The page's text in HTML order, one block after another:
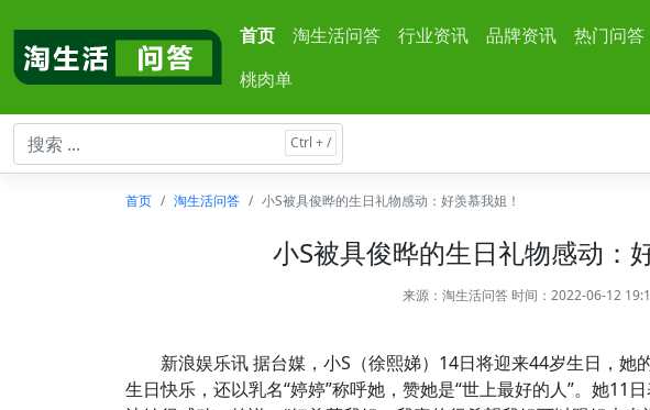
首页 淘生活问答 行业资讯 品牌资讯 热门问答
桃肉单
首页 淘生活问答 小S被具俊晔的生日礼物感动：好羡慕我姐！
小S被具俊晔的生日礼物感动：
来源： 淘生活问答 时间：2022-06-12
新浪娱乐讯 据台媒，小S（徐熙娣）14日将迎来44岁生日，她
生日快乐，还以乳名“婷婷”称呼她，赞她是“世上最好的人”。她11